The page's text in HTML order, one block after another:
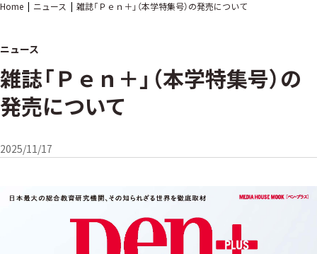
Home ニュース 雑誌「Ｐｅｎ＋」（本学特集号）の発売について
ニュース
雑誌「Ｐｅｎ＋」（本学特集号）の
発売について
2025/11/17